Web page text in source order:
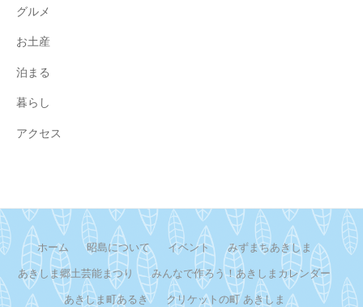
グルメ
お土産
泊まる
暮らし
アクセス
ホーム 昭島について イベント みずまちあきしま
あきしま郷土芸能まつり みんなで作ろう！あきしまカレンダー
あきしま町あるき クリケットの町 あきしま